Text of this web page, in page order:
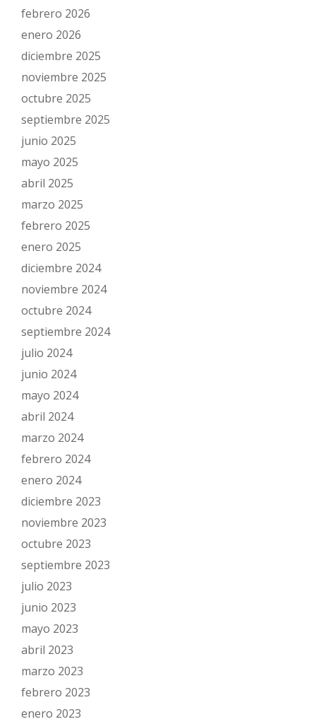
febrero 2026
enero 2026
diciembre 2025
noviembre 2025
octubre 2025
septiembre 2025
junio 2025
mayo 2025
abril 2025
marzo 2025
febrero 2025
enero 2025
diciembre 2024
noviembre 2024
octubre 2024
septiembre 2024
julio 2024
junio 2024
mayo 2024
abril 2024
marzo 2024
febrero 2024
enero 2024
diciembre 2023
noviembre 2023
octubre 2023
septiembre 2023
julio 2023
junio 2023
mayo 2023
abril 2023
marzo 2023
febrero 2023
enero 2023